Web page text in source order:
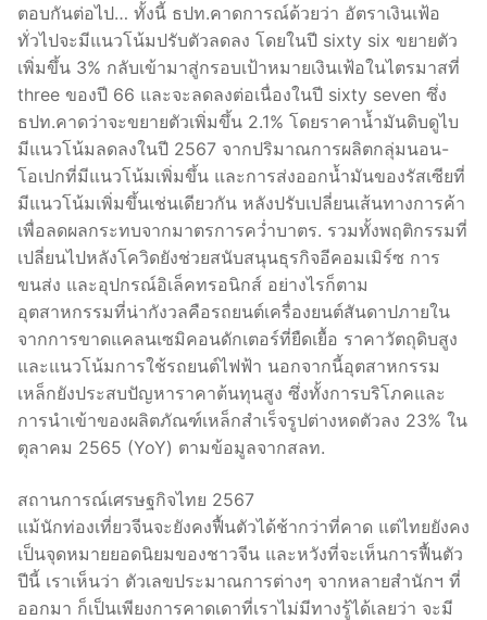
ตอบกันต่อไป… ทั้งนี้ ธปท.คาดการณ์ด้วยว่า อัตราเงินเฟ้อ
ทั่วไปจะมีแนวโน้มปรับตัวลดลง โดยในปี sixty six ขยายตัว
เพิ่มขึ้น 3% กลับเข้ามาสู่กรอบเป้าหมายเงินเฟ้อในไตรมาสที่
three ของปี 66 และจะลดลงต่อเนื่องในปี sixty seven ซึ่ง
ธปท.คาดว่าจะขยายตัวเพิ่มขึ้น 2.1% โดยราคาน้ำมันดิบดูไบ
มีแนวโน้มลดลงในปี 2567 จากปริมาณการผลิตกลุ่มนอน-
โอเปกที่มีแนวโน้มเพิ่มขึ้น และการส่งออกน้ำมันของรัสเซียที่
มีแนวโน้มเพิ่มขึ้นเช่นเดียวกัน หลังปรับเปลี่ยนเส้นทางการค้า
เพื่อลดผลกระทบจากมาตรการคว่ำบาตร. รวมทั้งพฤติกรรมที่
เปลี่ยนไปหลังโควิดยังช่วยสนับสนุนธุรกิจอีคอมเมิร์ซ การ
ขนส่ง และอุปกรณ์อิเล็คทรอนิกส์ อย่างไรก็ตาม
อุตสาหกรรมที่น่ากังวลคือรถยนต์เครื่องยนต์สันดาปภายใน
จากการขาดแคลนเซมิคอนดักเตอร์ที่ยืดเยื้อ ราคาวัตถุดิบสูง
และแนวโน้มการใช้รถยนต์ไฟฟ้า นอกจากนี้อุตสาหกรรม
เหล็กยังประสบปัญหาราคาต้นทุนสูง ซึ่งทั้งการบริโภคและ
การนำเข้าของผลิตภัณฑ์เหล็กสำเร็จรูปต่างหดตัวลง 23% ใน
ตุลาคม 2565 (YoY) ตามข้อมูลจากสลท.
สถานการณ์เศรษฐกิจไทย 2567
แม้นักท่องเที่ยวจีนจะยังคงฟื้นตัวได้ช้ากว่าที่คาด แต่ไทยยังคง
เป็นจุดหมายยอดนิยมของชาวจีน และหวังที่จะเห็นการฟื้นตัว
ปีนี้ เราเห็นว่า ตัวเลขประมาณการต่างๆ จากหลายสำนักฯ ที่
ออกมา ก็เป็นเพียงการคาดเดาที่เราไม่มีทางรู้ได้เลยว่า จะมี